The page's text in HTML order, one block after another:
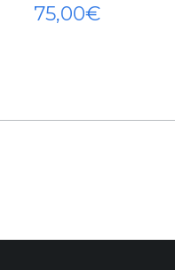
75,00€